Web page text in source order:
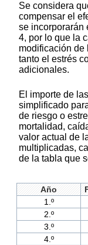
Se considera
compensar el
se incorporarán
4, por lo que la
modificación de
tanto el estrés
adicionales.
El importe de
simplificado
de riesgo o
mortalidad,
valor actual de
multiplicadas,
de la tabla que
Año
1.º
2.º
3.º
4.º